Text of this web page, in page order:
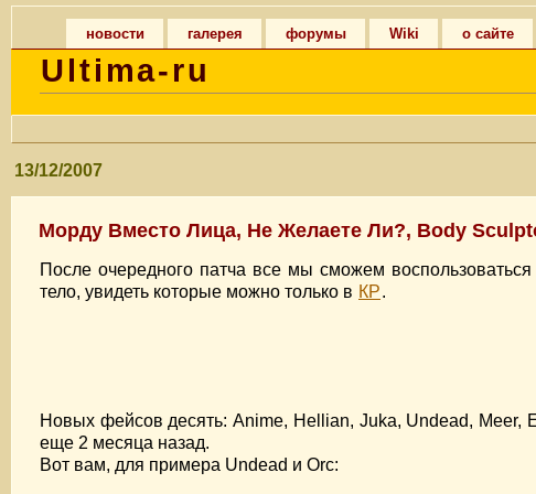
новости галерея форумы Wiki о сайте
Ultima-ru
13/12/2007
Морду Вместо Лица, Не Желаете Ли?, Body
После очередного патча все мы сможем
тело, увидеть которые можно только в КР.
Новых фейсов десять: Anime, Hellian, Juka, Undead, Meer,
еще 2 месяца назад.
Вот вам, для примера Undead и Orc: